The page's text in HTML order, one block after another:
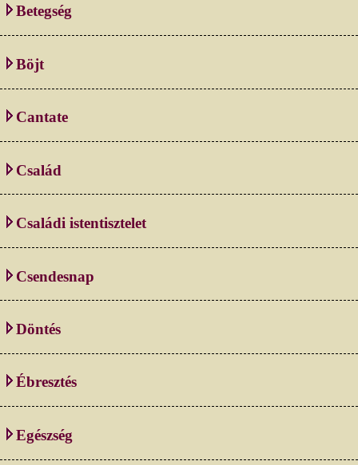
Betegség
Böjt
Cantate
Család
Családi istentisztelet
Csendesnap
Döntés
Ébresztés
Egészség